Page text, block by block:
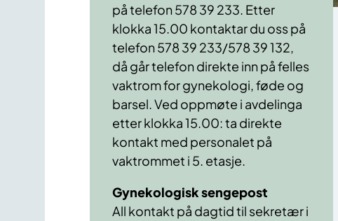
på telefon 578 39 233. Etter
klokka 15.00 kontaktar du oss på
telefon 578 39 233/578 39 132,
då går telefon direkte inn på felles
vaktrom for gynekologi, føde og
barsel. Ved oppmøte i avdelinga
etter klokka 15.00: ta direkte
kontakt med personalet på
vaktrommet i 5. etasje.
Gynekologisk sengepost
All kontakt på dagtid til sekretær i